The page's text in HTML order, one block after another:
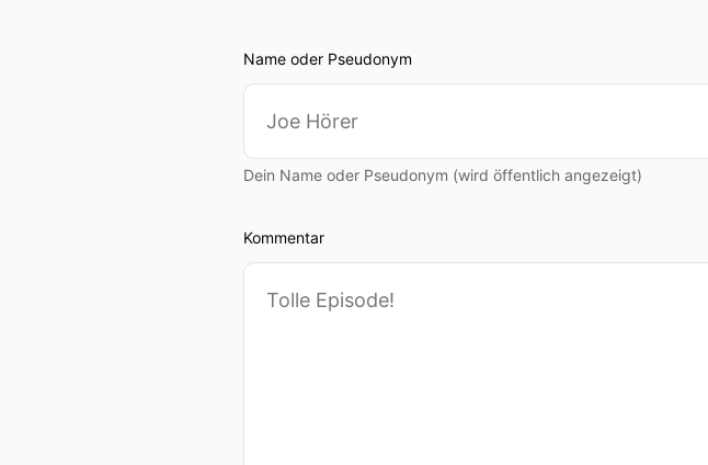
Name oder Pseudonym
Dein Name oder Pseudonym (wird öffentlich angezeigt)
Kommentar